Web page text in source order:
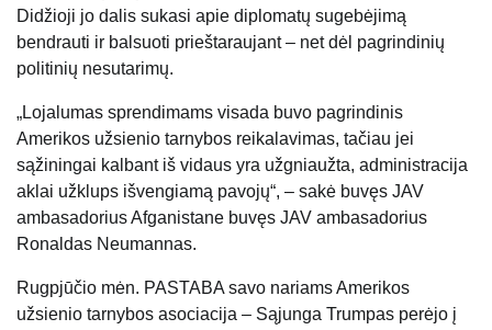
Didžioji jo dalis sukasi apie diplomatų sugebėjimą
bendrauti ir balsuoti prieštaraujant – net dėl ​​pagrindinių
politinių nesutarimų.
„Lojalumas sprendimams visada buvo pagrindinis
Amerikos užsienio tarnybos reikalavimas, tačiau jei
sąžiningai kalbant iš vidaus yra užgniaužta, administracija
aklai užklups išvengiamą pavojų“, – sakė buvęs JAV
ambasadorius Afganistane buvęs JAV ambasadorius
Ronaldas Neumannas.
Rugpjūčio mėn. PASTABA savo nariams Amerikos
užsienio tarnybos asociacija – Sąjunga Trumpas perėjo į